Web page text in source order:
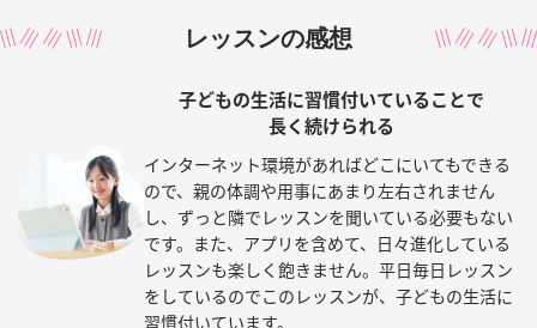
レッスンの感想
子どもの生活に習慣付いていることで
長く続けられる
インターネット環境があればどこにいてもできる
ので、親の体調や用事にあまり左右されません
し、ずっと隣でレッスンを聞いている必要もない
です。また、アプリを含めて、日々進化している
レッスンも楽しく飽きません。平日毎日レッスン
をしているのでこのレッスンが、子どもの生活に
習慣付いています。